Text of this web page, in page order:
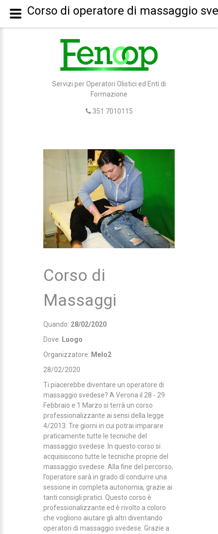
Servizi per Operatori Olistici ed Enti di
Formazione
351 7010115
Corso di
Massaggi
Quando: 28/02/2020
Dove: Luogo
Organizzatore: Melo2
28/02/2020
Ti piacerebbe diventare un operatore di
massaggio svedese? A Verona il 28 - 29
Febbraio e 1 Marzo si terrà un corso
professionalizzante ai sensi della legge
4/2013. Tre giorni in cui potrai imparare
praticamente tutte le tecniche del
massaggio svedese. In questo corso si
acquisiscono tutte le tecniche proprie del
massaggio svedese. Alla fine del percorso,
l’operatore sarà in grado di condurre una
sessione in completa autonomia, grazie ai
tanti consigli pratici. Questo corso è
professionalizzante ed è rivolto a coloro
che vogliono aiutare gli altri diventando
operatori di massaggio svedese. Grazie a
Corso di operatore di massaggio